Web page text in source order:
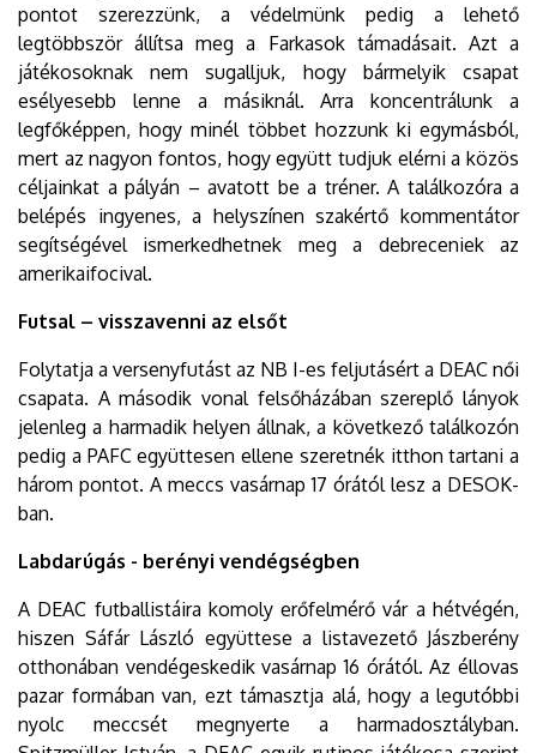
pontot szerezzünk, a védelmünk pedig a lehető
legtöbbször állítsa meg a Farkasok támadásait. Azt a
játékosoknak nem sugalljuk, hogy bármelyik csapat
esélyesebb lenne a másiknál. Arra koncentrálunk a
legfőképpen, hogy minél többet hozzunk ki egymásból,
mert az nagyon fontos, hogy együtt tudjuk elérni a közös
céljainkat a pályán – avatott be a tréner. A találkozóra a
belépés ingyenes, a helyszínen szakértő kommentátor
segítségével ismerkedhetnek meg a debreceniek az
amerikaifocival.
Futsal – visszavenni az elsőt
Folytatja a versenyfutást az NB I-es feljutásért a DEAC női
csapata. A második vonal felsőházában szereplő lányok
jelenleg a harmadik helyen állnak, a következő találkozón
pedig a PAFC együttesen ellene szeretnék itthon tartani a
három pontot. A meccs vasárnap 17 órától lesz a DESOK-
ban.
Labdarúgás - berényi vendégségben
A DEAC futballistáira komoly erőfelmérő vár a hétvégén,
hiszen Sáfár László együttese a listavezető Jászberény
otthonában vendégeskedik vasárnap 16 órától. Az éllovas
pazar formában van, ezt támasztja alá, hogy a legutóbbi
nyolc meccsét megnyerte a harmadosztályban.